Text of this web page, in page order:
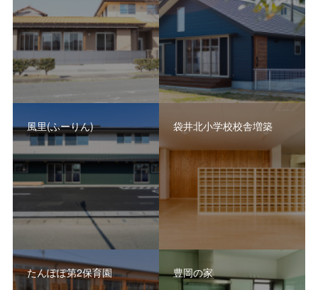
風里(ふーりん) 袋井北小学校校舎増築
たんぽぽ第2保育園 豊岡の家